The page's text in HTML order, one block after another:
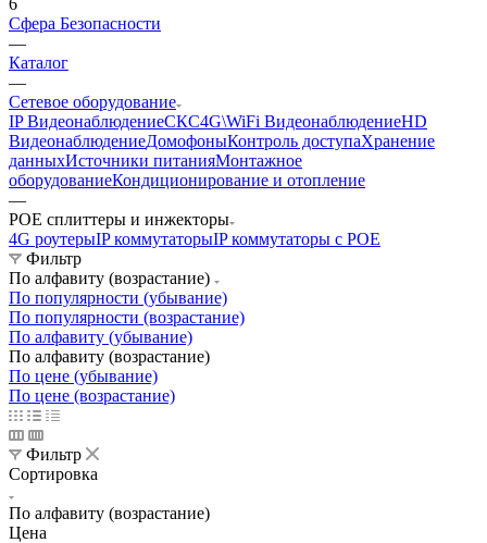
Сфера Безопасности
—
Каталог
—
Сетевое оборудование
IP ВидеонаблюдениеСКС4G\WiFi ВидеонаблюдениеHD
ВидеонаблюдениеДомофоныКонтроль доступаХранение
данныхИсточники питанияМонтажное
оборудованиеКондиционирование и отопление
—
POE сплиттеры и инжекторы
4G роутерыIP коммутаторыIP коммутаторы с POE
Фильтр
По алфавиту (возрастание)
По популярности (убывание)
По популярности (возрастание)
По алфавиту (убывание)
По алфавиту (возрастание)
По цене (убывание)
По цене (возрастание)
Фильтр
Сортировка
По алфавиту (возрастание)
Цена